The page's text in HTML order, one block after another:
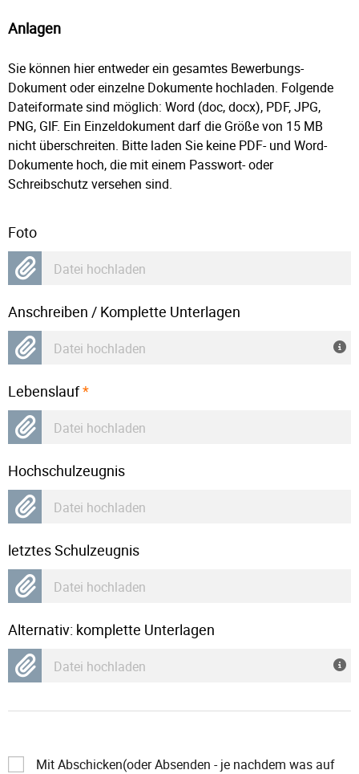
Anlagen
Sie können hier entweder ein gesamtes Bewerbungs-
Dokument oder einzelne Dokumente hochladen. Folgende
Dateiformate sind möglich: Word (doc, docx), PDF, JPG,
PNG, GIF. Ein Einzeldokument darf die Größe von 15 MB
nicht überschreiten. Bitte laden Sie keine PDF- und Word-
Dokumente hoch, die mit einem Passwort- oder
Schreibschutz versehen sind.
Foto
Datei hochladen
Anschreiben / Komplette Unterlagen
Datei hochladen
Lebenslauf*
Datei hochladen
Hochschulzeugnis
Datei hochladen
letztes Schulzeugnis
Datei hochladen
Alternativ: komplette Unterlagen
Datei hochladen
Mit Abschicken(oder Absenden - je nachdem was auf